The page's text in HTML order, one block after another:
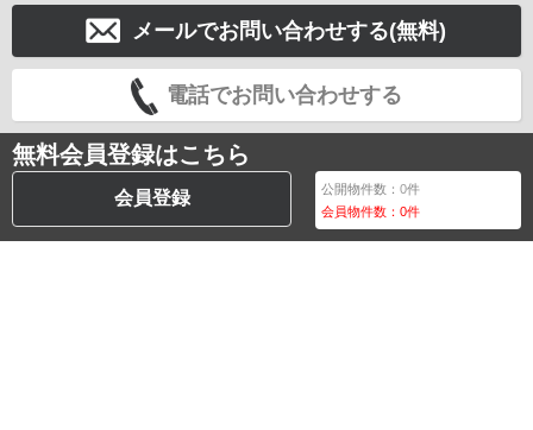
メールでお問い合わせする(無料)
電話でお問い合わせする
無料会員登録はこちら
会員登録 公開物件数：0件
会員物件数：0件